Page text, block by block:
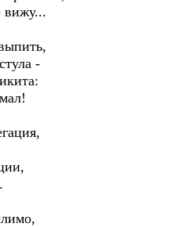
вижу...
-